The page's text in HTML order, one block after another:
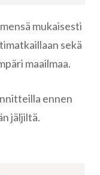
mukaisesti
sekä
maailmaa.
ennen
jäljiltä.